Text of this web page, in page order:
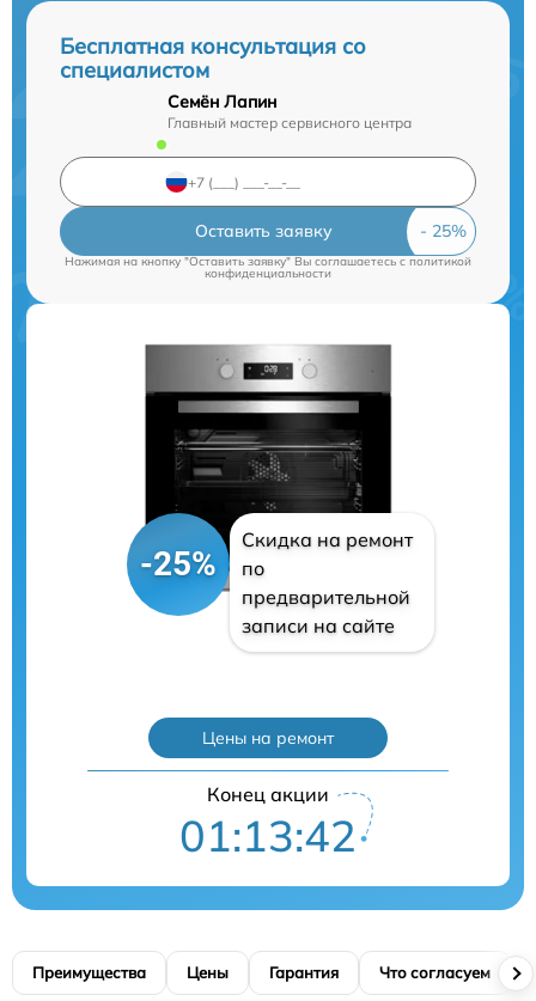
Бесплатная консультация со
специалистом
Семён Лапин
Главный мастер сервисного центра
Оставить заявку
Нажимая на кнопку "Оставить заявку" Вы соглашаетесь cполитикой
конфиденциальности
-25%
Скидка на ремонт
по
предварительной
записи на сайте
Цены на ремонт
Конец акции
01:13:40
Преимущества Цены Гарантия Что согласуем